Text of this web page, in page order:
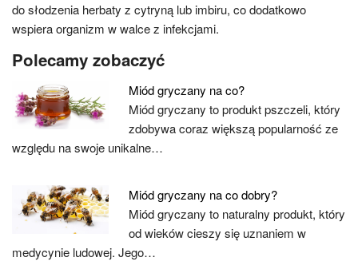
do słodzenia herbaty z cytryną lub imbiru, co dodatkowo
wspiera organizm w walce z infekcjami.
Polecamy zobaczyć
Miód gryczany na co?
Miód gryczany to produkt pszczeli, który
zdobywa coraz większą popularność ze
względu na swoje unikalne…
Miód gryczany na co dobry?
Miód gryczany to naturalny produkt, który
od wieków cieszy się uznaniem w
medycynie ludowej. Jego…